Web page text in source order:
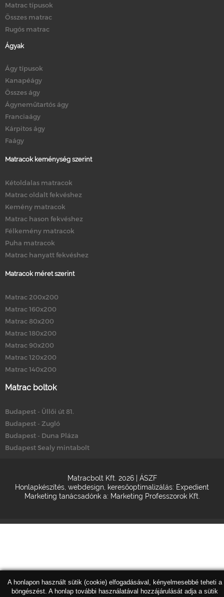
Matrac típusok
Összes matrac
Rugós matrac
Ágyak
Ágy típusok
Kanapéágy
Összes ágy
Ágyneműtartós ágy
Franciaágy
Kárpitos ágy
Faágy
Matracok keménység szerint
Kétoldalas matracok
Matrac oldalt fekvéshez
Kemény matracok
Matrac hason fekvéshez
Félkemény matracok
Puha matracok
Matrac hanyatt fekvéshez
Matracok méret szerint
Matrac 200x200
Matrac 160x200
Matrac 80x200
Matrac 180x200
Matrac 90x200
Matrac 120x200
Matrac 140x200
Matrac boltok
Budapest - Üllői út 81.
Budapest - Zugló
Budapest - Duna Pláza
Budapest Sealy mintabolt
Matracbolt Kft. 2026 | ÁSZF
Honlapkészítés webdesign keresőoptimalizálás: Expedient
Marketing tanácsadónk a: Marketing Professzorok Kft.
A honlapon használt sütik (cookie) elfogadásával, kényelmesebbé teheti a
böngészést. A honlap további használatával hozzájárulását adja a sütik